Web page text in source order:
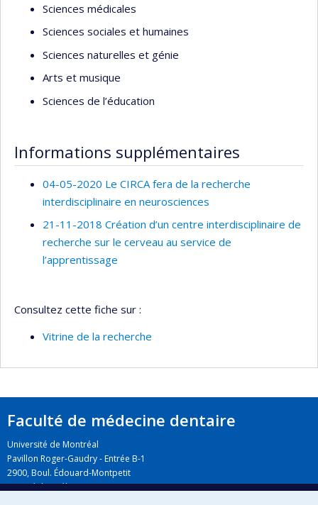
Sciences médicales
Sciences sociales et humaines
Sciences naturelles et génie
Arts et musique
Sciences de l’éducation
Informations supplémentaires
04-05-2020 Le CIRCA fera de la recherche
interdisciplinaire en neurosciences
21-11-2018 Création d’un centre interdisciplinaire de
recherche sur le cerveau au service de
l’apprentissage
Consultez cette fiche sur :
Vitrine de la recherche
Faculté de médecine dentaire
Université de Montréal
Pavillon Roger-Gaudry - Entrée B-1
2900, Boul. Édouard-Montpetit
Montréal (Québec) H3T 1J4